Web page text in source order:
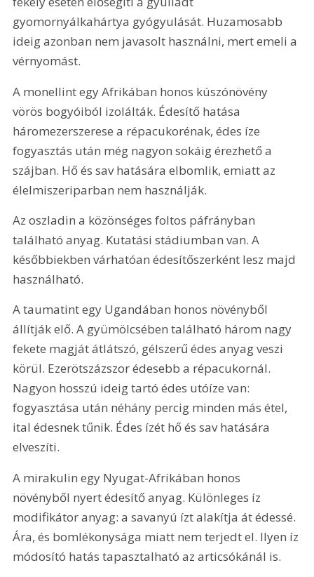
gyomornyálkahártya gyógyulását. Huzamosabb
ideig azonban nem javasolt használni, mert emeli a
vérnyomást.
A monellint egy Afrikában honos kúszónövény
vörös bogyóiból izolálták. Édesítő hatása
háromezerszerese a répacukorénak, édes íze
fogyasztás után még nagyon sokáig érezhető a
szájban. Hő és sav hatására elbomlik, emiatt az
élelmiszeriparban nem használják.
Az oszladin a közönséges foltos páfrányban
található anyag. Kutatási stádiumban van. A
későbbiekben várhatóan édesítőszerként lesz majd
használható.
A taumatint egy Ugandában honos növényből
állítják elő. A gyümölcsében található három nagy
fekete magját átlátszó, gélszerű édes anyag veszi
körül. Ezerötszázszor édesebb a répacukornál.
Nagyon hosszú ideig tartó édes utóíze van:
fogyasztása után néhány percig minden más étel,
ital édesnek tűnik. Édes ízét hő és sav hatására
elveszíti.
A mirakulin egy Nyugat-Afrikában honos
növényből nyert édesítő anyag. Különleges íz
modifikátor anyag: a savanyú ízt alakítja át édessé.
Ára, és bomlékonysága miatt nem terjedt el. Ilyen íz
módosító hatás tapasztalható az articsókánál is.